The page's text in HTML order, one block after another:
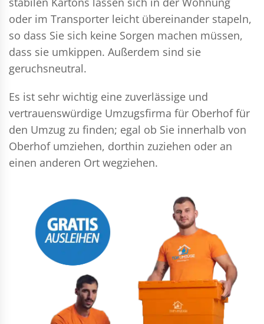
oder im Transporter leicht übereinander stapeln,
so dass Sie sich keine Sorgen machen müssen,
dass sie umkippen. Außerdem sind sie
geruchsneutral.
Es ist sehr wichtig eine zuverlässige und
vertrauenswürdige Umzugsfirma für Oberhof für
den Umzug zu finden; egal ob Sie innerhalb von
Oberhof umziehen, dorthin zuziehen oder an
einen anderen Ort wegziehen.